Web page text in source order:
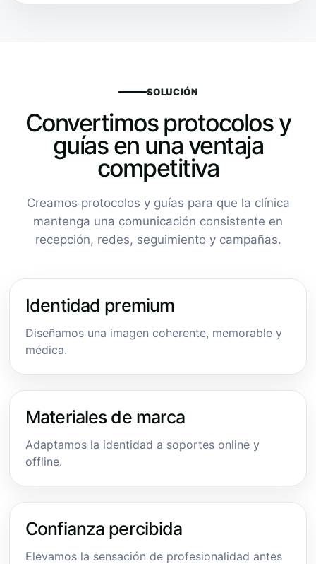
SOLUCIÓN
Convertimos protocolos y
guías en una ventaja
competitiva
Creamos protocolos y guías para que la clínica
mantenga una comunicación consistente en
recepción, redes, seguimiento y campañas.
Identidad premium
Diseñamos una imagen coherente, memorable y
médica.
Materiales de marca
Adaptamos la identidad a soportes online y
offline.
Confianza percibida
Elevamos la sensación de profesionalidad antes